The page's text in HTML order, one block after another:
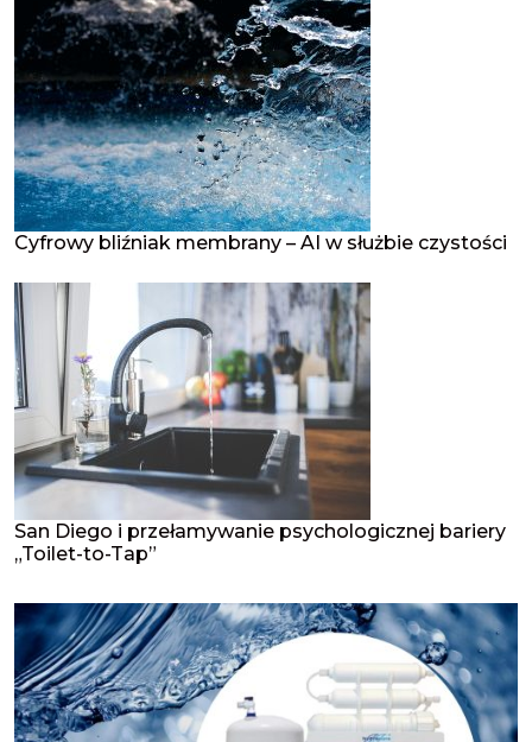
Cyfrowy bliźniak membrany – AI w służbie czystości
San Diego i przełamywanie psychologicznej bariery
„Toilet-to-Tap”